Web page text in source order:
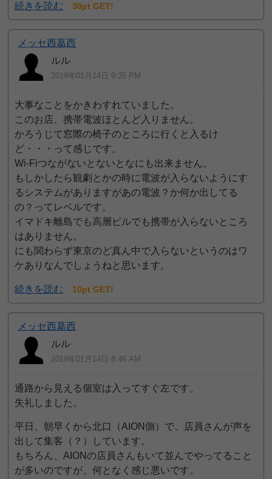
続きを読む 30pt GET!
メッセ西葛西
ルル
2019年01月14日 9:35 PM
大事なことをかきわすれていました。
このお店、携帯電波ほとんど入りません。
かろうじて窓際の椅子のところに行くと入るけ
ど・・・って感じです。
Wi-Fiつながないとないとなにも出来ません。
もしかしたら観劇とかの時に電波が入らないようにす
るシステムがありますがあの電波？か何か出してる
の？ってレベルです。
イマドキ離島でも高層ビルでも携帯が入らないところ
はありません。
にも関わらず東京のど真ん中で入らないというのはワ
ケありなんでしょうねと思います。
続きを読む 10pt GET!
メッセ西葛西
ルル
2019年01月14日 8:46 AM
通路から見える個室は入ってすぐ左です。
失礼しました。
平日、朝早くから北口（AION側）で、店員さんが声を
出して集客（？）しています。
もちろん、AIONの店員さんもいて並んでやってること
が多いのですが、何となく感じ悪いです。